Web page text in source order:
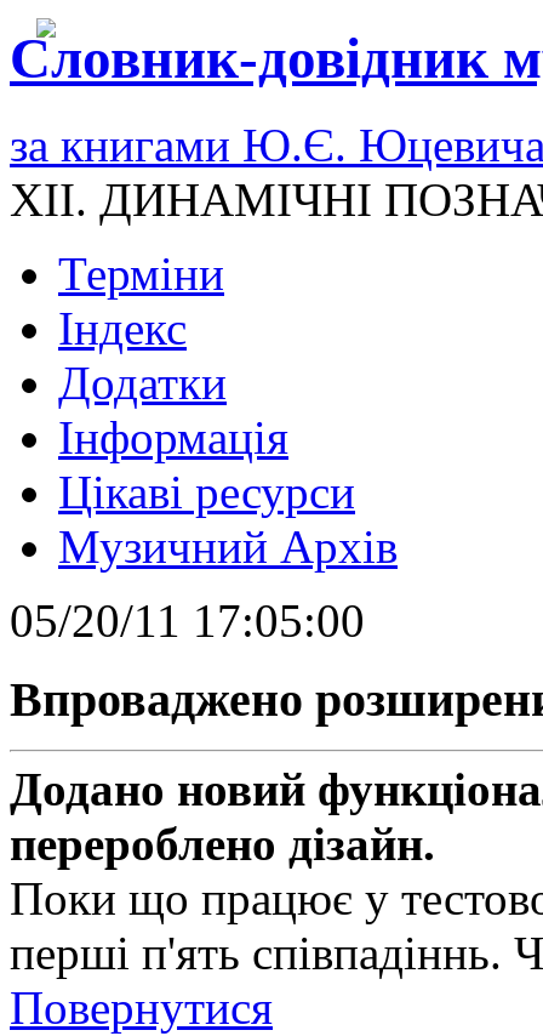
Словник-довідник
за книгами Ю.Є.
XII. ДИНАМІЧНІ
Терміни
Індекс
Додатки
Інформація
Цікаві ресурси
Музичний Архів
05/20/11 17:05:00
Впроваджено
Додано новий
перероблено дізайн.
Поки що працює у
перші п'ять співпадіннь.
Повернутися